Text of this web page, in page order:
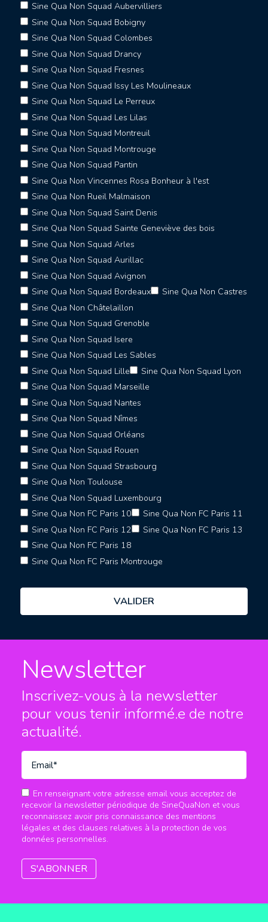
Sine Qua Non Squad Aubervilliers
Sine Qua Non Squad Bobigny
Sine Qua Non Squad Colombes
Sine Qua Non Squad Drancy
Sine Qua Non Squad Fresnes
Sine Qua Non Squad Issy Les Moulineaux
Sine Qua Non Squad Le Perreux
Sine Qua Non Squad Les Lilas
Sine Qua Non Squad Montreuil
Sine Qua Non Squad Montrouge
Sine Qua Non Squad Pantin
Sine Qua Non Vincennes Rosa Bonheur à l'est
Sine Qua Non Rueil Malmaison
Sine Qua Non Squad Saint Denis
Sine Qua Non Squad Sainte Geneviève des bois
Sine Qua Non Squad Arles
Sine Qua Non Squad Aurillac
Sine Qua Non Squad Avignon
Sine Qua Non Squad Bordeaux
Sine Qua Non Castres
Sine Qua Non Châtelaillon
Sine Qua Non Squad Grenoble
Sine Qua Non Squad Isere
Sine Qua Non Squad Les Sables
Sine Qua Non Squad Lille
Sine Qua Non Squad Lyon
Sine Qua Non Squad Marseille
Sine Qua Non Squad Nantes
Sine Qua Non Squad Nîmes
Sine Qua Non Squad Orléans
Sine Qua Non Squad Rouen
Sine Qua Non Squad Strasbourg
Sine Qua Non Toulouse
Sine Qua Non Squad Luxembourg
Sine Qua Non FC Paris 10
Sine Qua Non FC Paris 11
Sine Qua Non FC Paris 12
Sine Qua Non FC Paris 13
Sine Qua Non FC Paris 18
Sine Qua Non FC Paris Montrouge
Newsletter
Inscrivez-vous à la newsletter
pour vous tenir informé.e de notre
actualité.
En renseignant votre adresse email vous acceptez de
recevoir la newsletter périodique de SineQuaNon et vous
reconnaissez avoir pris connaissance des mentions
légales et des clauses relatives à la protection de vos
données personnelles.